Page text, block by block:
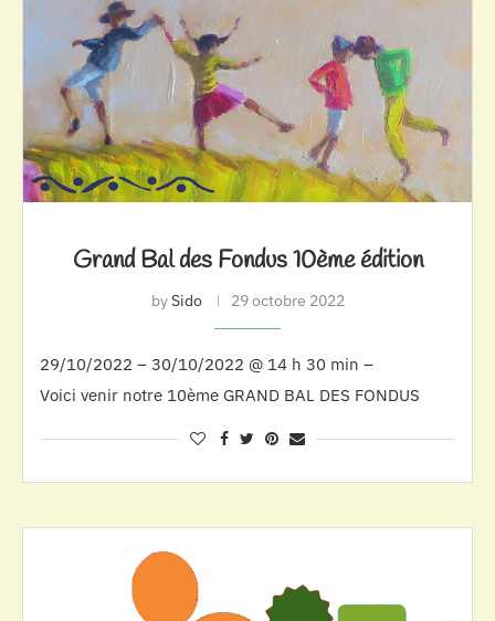
Grand Bal des Fondus 10ème édition
bySido 29 octobre 2022
29/10/2022 – 30/10/2022 @ 14 h 30 min –
Voici venir notre 10ème GRAND BAL DES FONDUS